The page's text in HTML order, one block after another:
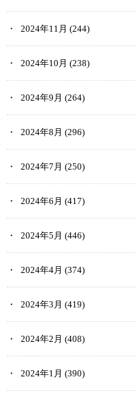
2024年11月 (244)
2024年10月 (238)
2024年9月 (264)
2024年8月 (296)
2024年7月 (250)
2024年6月 (417)
2024年5月 (446)
2024年4月 (374)
2024年3月 (419)
2024年2月 (408)
2024年1月 (390)